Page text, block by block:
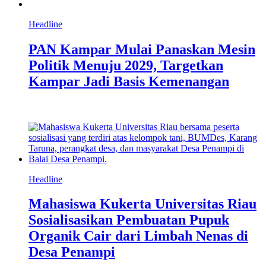
Headline
PAN Kampar Mulai Panaskan Mesin
Politik Menuju 2029, Targetkan
Kampar Jadi Basis Kemenangan
Headline
Mahasiswa Kukerta Universitas Riau
Sosialisasikan Pembuatan Pupuk
Organik Cair dari Limbah Nenas di
Desa Penampi